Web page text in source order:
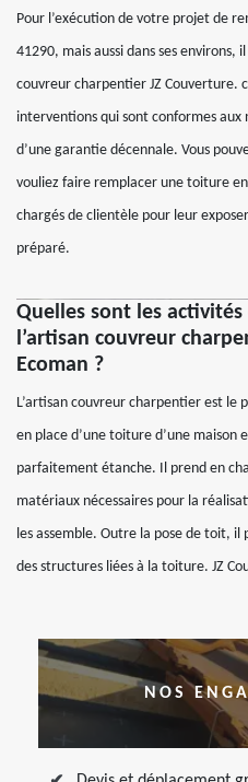
Pour l’exécution de votre projet de
41290, mais aussi dans ses environs,
couvreur charpentier JZ Couverture.
interventions qui sont conformes
d’une garantie décennale. Vous
vouliez faire remplacer une toiture
chargés de clientèle pour leur
préparé.
Quelles sont les
l’artisan couvreur
Ecoman ?
L’artisan couvreur charpentier est le
en place d’une toiture d’une
parfaitement étanche. Il prend en
matériaux nécessaires pour la
les assemble. Outre la pose de toit, il
des structures liées à la toiture. JZ
NOS